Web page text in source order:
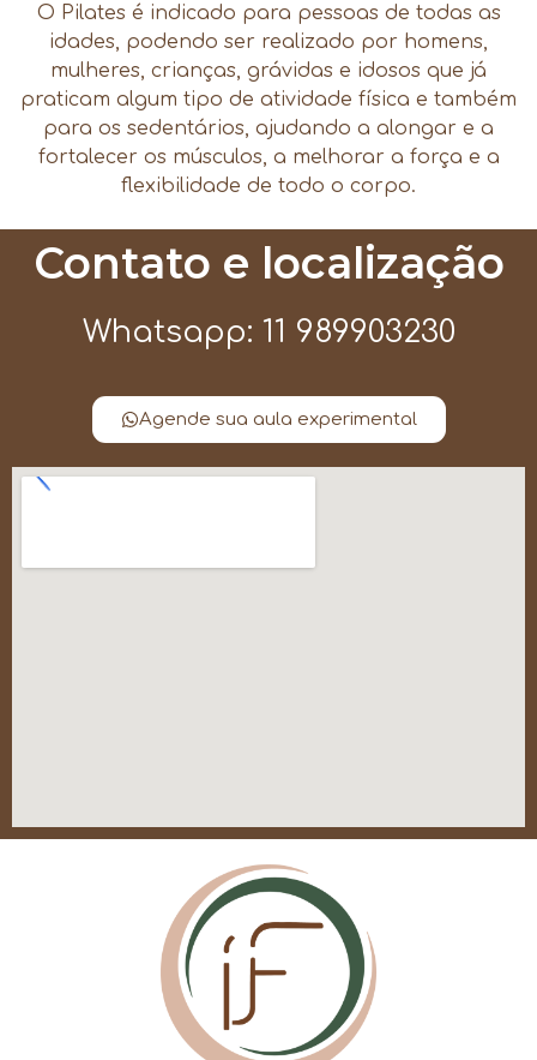
O Pilates é indicado para pessoas de todas as
idades, podendo ser realizado por homens,
mulheres, crianças, grávidas e idosos que já
praticam algum tipo de atividade física e também
para os sedentários, ajudando a alongar e a
fortalecer os músculos, a melhorar a força e a
flexibilidade de todo o corpo.
Contato e localização
Whatsapp: 11 989903230
Agende sua aula experimental